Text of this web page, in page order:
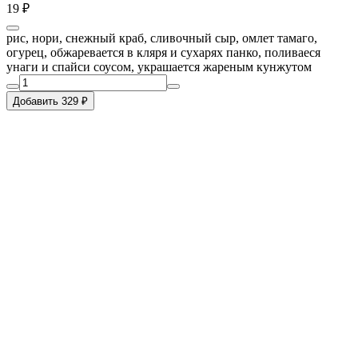
19 ₽
рис, нори, снежный краб, сливочный сыр, омлет тамаго,
огурец, обжаревается в кляря и сухарях панко, поливаеся
унаги и спайси соусом, украшается жареным кунжутом
Добавить 329 ₽